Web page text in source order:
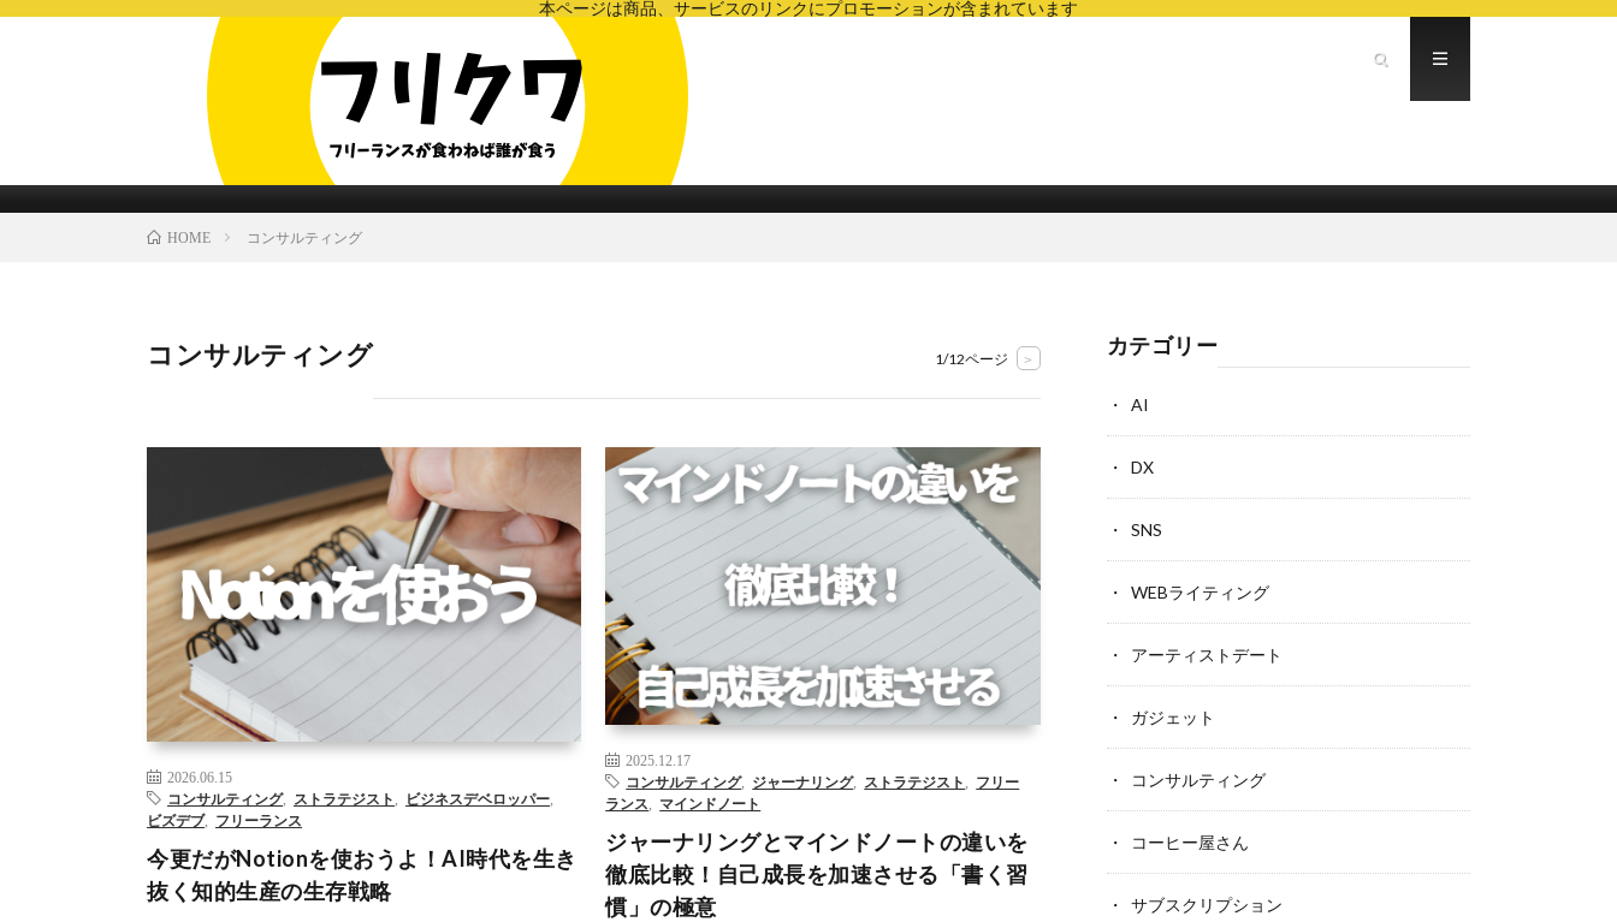
本ページは商品、サービスのリンクにプロモーションが含まれています
HOME コンサルティング
コンサルティング 1/12ページ >
AIDXコンサルティング ジャーナリング
データサイエン
ティストデータ分析 ビジネスデベロップメント
ビズデブ
マインドノート– >
2026.06.15
コンサルティング, ストラテジスト ビジネスデベロッパー
ビズデブ, フリーランス
今更だがNotionを使おうよ！AI時代を生き
抜く知的生産の生存戦略
DXWEBライティングアーティストデートコンサルティ
ングジャーナリングマインドノートリスキリング– >
2025.12.17
コンサルティング, ジャーナリング, ストラテジスト
フリー
ランス
マインドノート
ジャーナリングとマインドノートの違いを
徹底比較！自己成長を加速させる「書く習
慣」の極意
カテゴリー
AI
DX
SNS
WEBライティング
アーティストデート
ガジェット
コンサルティング
コーヒー屋さん
サブスクリプション